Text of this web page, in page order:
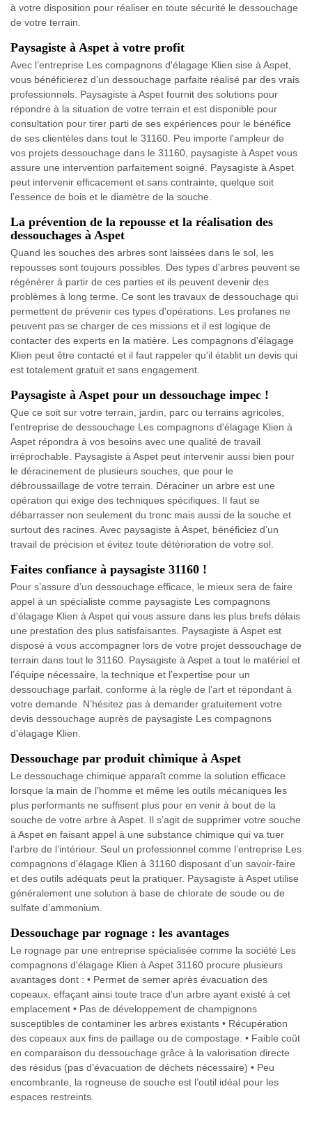
à votre disposition pour réaliser en toute sécurité le dessouchage
de votre terrain.
Paysagiste à Aspet à votre profit
Avec l’entreprise Les compagnons d'élagage Klien sise à Aspet,
vous bénéficierez d’un dessouchage parfaite réalisé par des vrais
professionnels. Paysagiste à Aspet fournit des solutions pour
répondre à la situation de votre terrain et est disponible pour
consultation pour tirer parti de ses expériences pour le bénéfice
de ses clientèles dans tout le 31160. Peu importe l'ampleur de
vos projets dessouchage dans le 31160, paysagiste à Aspet vous
assure une intervention parfaitement soigné. Paysagiste à Aspet
peut intervenir efficacement et sans contrainte, quelque soit
l’essence de bois et le diamètre de la souche.
La prévention de la repousse et la réalisation des
dessouchages à Aspet
Quand les souches des arbres sont laissées dans le sol, les
repousses sont toujours possibles. Des types d'arbres peuvent se
régénérer à partir de ces parties et ils peuvent devenir des
problèmes à long terme. Ce sont les travaux de dessouchage qui
permettent de prévenir ces types d'opérations. Les profanes ne
peuvent pas se charger de ces missions et il est logique de
contacter des experts en la matière. Les compagnons d'élagage
Klien peut être contacté et il faut rappeler qu'il établit un devis qui
est totalement gratuit et sans engagement.
Paysagiste à Aspet pour un dessouchage impec !
Que ce soit sur votre terrain, jardin, parc ou terrains agricoles,
l’entreprise de dessouchage Les compagnons d'élagage Klien à
Aspet répondra à vos besoins avec une qualité de travail
irréprochable. Paysagiste à Aspet peut intervenir aussi bien pour
le déracinement de plusieurs souches, que pour le
débroussaillage de votre terrain. Déraciner un arbre est une
opération qui exige des techniques spécifiques. Il faut se
débarrasser non seulement du tronc mais aussi de la souche et
surtout des racines. Avec paysagiste à Aspet, bénéficiez d’un
travail de précision et évitez toute détérioration de votre sol.
Faites confiance à paysagiste 31160 !
Pour s’assure d’un dessouchage efficace, le mieux sera de faire
appel à un spécialiste comme paysagiste Les compagnons
d'élagage Klien à Aspet qui vous assure dans les plus brefs délais
une prestation des plus satisfaisantes. Paysagiste à Aspet est
disposé à vous accompagner lors de votre projet dessouchage de
terrain dans tout le 31160. Paysagiste à Aspet a tout le matériel et
l’équipe nécessaire, la technique et l’expertise pour un
dessouchage parfait, conforme à la règle de l’art et répondant à
votre demande. N’hésitez pas à demander gratuitement votre
devis dessouchage auprès de paysagiste Les compagnons
d'élagage Klien.
Dessouchage par produit chimique à Aspet
Le dessouchage chimique apparaît comme la solution efficace
lorsque la main de l'homme et même les outils mécaniques les
plus performants ne suffisent plus pour en venir à bout de la
souche de votre arbre à Aspet. Il s’agit de supprimer votre souche
à Aspet en faisant appel à une substance chimique qui va tuer
l’arbre de l’intérieur. Seul un professionnel comme l’entreprise Les
compagnons d'élagage Klien à 31160 disposant d’un savoir-faire
et des outils adéquats peut la pratiquer. Paysagiste à Aspet utilise
généralement une solution à base de chlorate de soude ou de
sulfate d’ammonium.
Dessouchage par rognage : les avantages
Le rognage par une entreprise spécialisée comme la société Les
compagnons d'élagage Klien à Aspet 31160 procure plusieurs
avantages dont : • Permet de semer après évacuation des
copeaux, effaçant ainsi toute trace d’un arbre ayant existé à cet
emplacement • Pas de développement de champignons
susceptibles de contaminer les arbres existants • Récupération
des copeaux aux fins de paillage ou de compostage. • Faible coût
en comparaison du dessouchage grâce à la valorisation directe
des résidus (pas d’évacuation de déchets nécessaire) • Peu
encombrante, la rogneuse de souche est l’outil idéal pour les
espaces restreints.